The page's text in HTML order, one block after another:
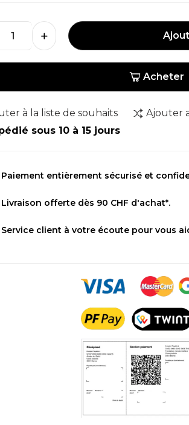
Acheter
à la liste de souhaits Ajouter
sous 10 à 15 jours
Paiement entièrement sécurisé et
Livraison offerte dès 90 CHF d'achat*.
Service client à votre écoute pour vous